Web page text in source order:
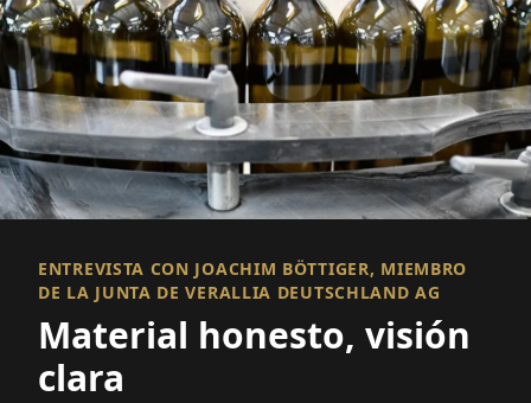
ENTREVISTA CON JOACHIM BÖTTIGER, MIEMBRO
DE LA JUNTA DE VERALLIA DEUTSCHLAND AG
Material honesto, visión
clara